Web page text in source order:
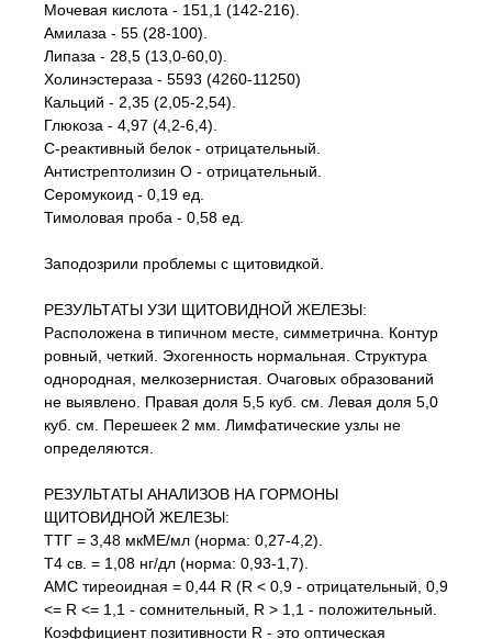
Мочевая кислота - 151,1 (142-216).
Амилаза - 55 (28-100).
Липаза - 28,5 (13,0-60,0).
Холинэстераза - 5593 (4260-11250)
Кальций - 2,35 (2,05-2,54).
Глюкоза - 4,97 (4,2-6,4).
С-реактивный белок - отрицательный.
Антистрептолизин О - отрицательный.
Серомукоид - 0,19 ед.
Тимоловая проба - 0,58 ед.
Заподозрили проблемы с щитовидкой.
РЕЗУЛЬТАТЫ УЗИ ЩИТОВИДНОЙ ЖЕЛЕЗЫ:
Расположена в типичном месте, симметрична. Контур
ровный, четкий. Эхогенность нормальная. Структура
однородная, мелкозернистая. Очаговых образований
не выявлено. Правая доля 5,5 куб. см. Левая доля 5,0
куб. см. Перешеек 2 мм. Лимфатические узлы не
определяются.
РЕЗУЛЬТАТЫ АНАЛИЗОВ НА ГОРМОНЫ
ЩИТОВИДНОЙ ЖЕЛЕЗЫ:
ТТГ = 3,48 мкМЕ/мл (норма: 0,27-4,2).
Т4 св. = 1,08 нг/дл (норма: 0,93-1,7).
АМС тиреоидная = 0,44 R (R < 0,9 - отрицательный, 0,9
<= R <= 1,1 - сомнительный, R > 1,1 - положительный.
Коэффициент позитивности R - это оптическая